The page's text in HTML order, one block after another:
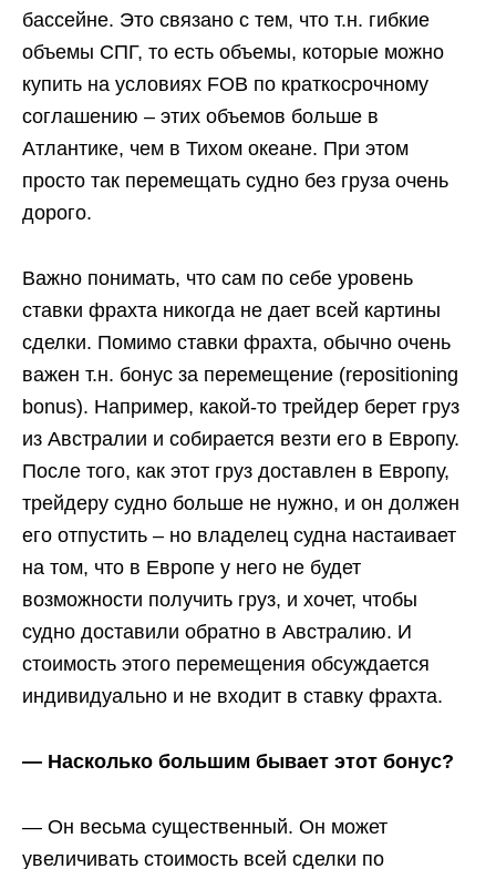
бассейне. Это связано с тем, что т.н. гибкие
объемы СПГ, то есть объемы, которые можно
купить на условиях FOB по краткосрочному
соглашению – этих объемов больше в
Атлантике, чем в Тихом океане. При этом
просто так перемещать судно без груза очень
дорого.
Важно понимать, что сам по себе уровень
ставки фрахта никогда не дает всей картины
сделки. Помимо ставки фрахта, обычно очень
важен т.н. бонус за перемещение (repositioning
bonus). Например, какой-то трейдер берет груз
из Австралии и собирается везти его в Европу.
После того, как этот груз доставлен в Европу,
трейдеру судно больше не нужно, и он должен
его отпустить – но владелец судна настаивает
на том, что в Европе у него не будет
возможности получить груз, и хочет, чтобы
судно доставили обратно в Австралию. И
стоимость этого перемещения обсуждается
индивидуально и не входит в ставку фрахта.
— Насколько большим бывает этот бонус?
— Он весьма существенный. Он может
увеличивать стоимость всей сделки по